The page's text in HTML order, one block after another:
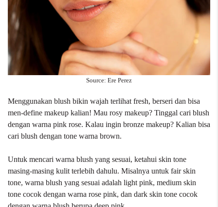
Source: Ere Perez
Menggunakan blush bikin wajah terlihat fresh, berseri dan bisa
men-define makeup kalian! Mau rosy makeup? Tinggal cari blush
dengan warna pink rose. Kalau ingin bronze makeup? Kalian bisa
cari blush dengan tone warna brown.
Untuk mencari warna blush yang sesuai, ketahui skin tone
masing-masing kulit terlebih dahulu. Misalnya untuk fair skin
tone, warna blush yang sesuai adalah light pink, medium skin
tone cocok dengan warna rose pink, dan dark skin tone cocok